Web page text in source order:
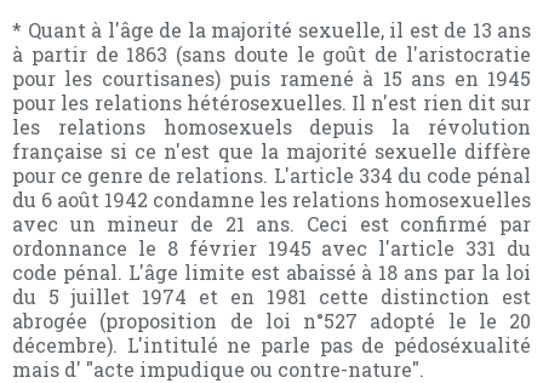
* Quant à l'âge de la majorité sexuelle, il est de 13 ans
à partir de 1863 (sans doute le goût de l'aristocratie
pour les courtisanes) puis ramené à 15 ans en 1945
pour les relations hétérosexuelles. Il n'est rien dit sur
les relations homosexuels depuis la révolution
française si ce n'est que la majorité sexuelle diffère
pour ce genre de relations. L'article 334 du code pénal
du 6 août 1942 condamne les relations homosexuelles
avec un mineur de 21 ans. Ceci est confirmé par
ordonnance le 8 février 1945 avec l'article 331 du
code pénal. L'âge limite est abaissé à 18 ans par la loi
du 5 juillet 1974 et en 1981 cette distinction est
abrogée (proposition de loi n°527 adopté le le 20
décembre). L'intitulé ne parle pas de pédoséxualité
mais d' "acte impudique ou contre-nature".